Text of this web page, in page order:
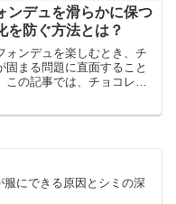
す。タルト生地のひび割れ
クタルト生地...
ンデュを滑らかに保つ
を防ぐ方法とは？
ォンデュを楽しむとき、チ
固まる問題に直面すること
この記事では、チョコレー
服にできる原因とシミの深